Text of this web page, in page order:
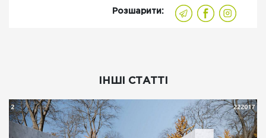
Розшарити:
ІНШІ СТАТТІ